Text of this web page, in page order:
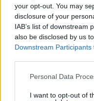
your opt-out. You may
disclosure of your
IAB’s list of downstream
also be disclosed by us
Downstream Participants
Please note that this
not limited to your visit
Personal Data
I want to opt-out of
´Ελλην
01.03.2022, 11:08
Πολλά εβραικά
μέσα…Πότε θα
υπάρχουν οι